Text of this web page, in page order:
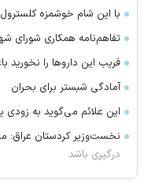
با این شام خوشمزه کلسترول
تفاهم‌نامه همکاری شورای
فریب این دارو‌ها را
آمادگی شبستر برای بحران
این علائم می‌گوید به
نخست‌وزیر کردستان عراق:
درگیری باشد